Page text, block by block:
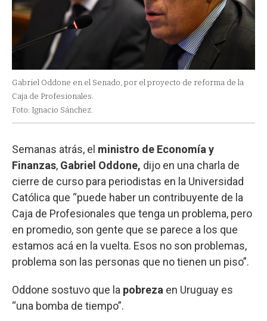
Gabriel Oddone en el Senado, por el proyecto de reforma de la
Caja de Profesionales.
Foto: Ignacio Sánchez.
Semanas atrás, el ministro de Economía y
Finanzas, Gabriel Oddone, dijo en una charla de
cierre de curso para periodistas en la Universidad
Católica que “puede haber un contribuyente de la
Caja de Profesionales que tenga un problema, pero
en promedio, son gente que se parece a los que
estamos acá en la vuelta. Esos no son problemas,
problema son las personas que no tienen un piso”.
Oddone sostuvo que la pobreza en Uruguay es
“una bomba de tiempo”.